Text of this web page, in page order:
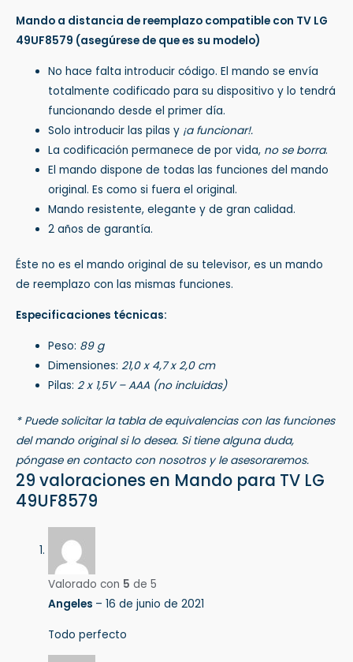
Mando a distancia de reemplazo compatible con TV LG
49UF8579 (asegúrese de que es su modelo)
No hace falta introducir código. El mando se envía
totalmente codificado para su dispositivo y lo tendrá
funcionando desde el primer día.
Solo introducir las pilas y ¡a funcionar!.
La codificación permanece de por vida, no se borra.
El mando dispone de todas las funciones del mando
original. Es como si fuera el original.
Mando resistente, elegante y de gran calidad.
2 años de garantía.
Éste no es el mando original de su televisor, es un mando
de reemplazo con las mismas funciones.
Especificaciones técnicas:
Peso: 89 g
Dimensiones:21,0 x 4,7 x 2,0 cm
Pilas:2 x 1,5V – AAA (no incluidas)
* Puede solicitar la tabla de equivalencias con las funciones
del mando original si lo desea. Si tiene alguna duda,
póngase en contacto con nosotros y le asesoraremos.
29 valoraciones en Mando para TV LG
49UF8579
Valorado con 5 de 5
Angeles – 16 de junio de 2021
Todo perfecto